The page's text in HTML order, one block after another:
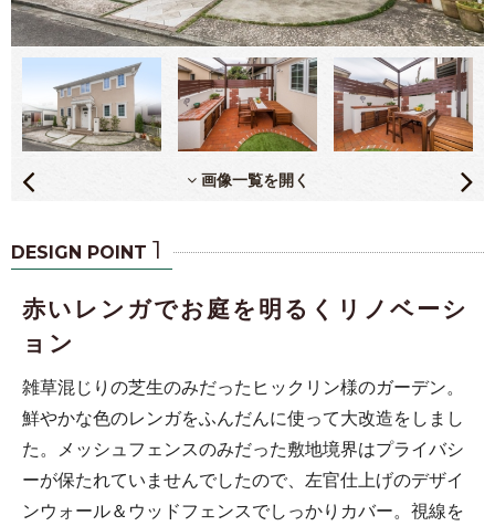
画像一覧を開く
DESIGN POINT 1
赤いレンガでお庭を明るくリノベーシ
ョン
雑草混じりの芝生のみだったヒックリン様のガーデン。
鮮やかな色のレンガをふんだんに使って大改造をしまし
た。メッシュフェンスのみだった敷地境界はプライバシ
ーが保たれていませんでしたので、左官仕上げのデザイ
ンウォール＆ウッドフェンスでしっかりカバー。視線を